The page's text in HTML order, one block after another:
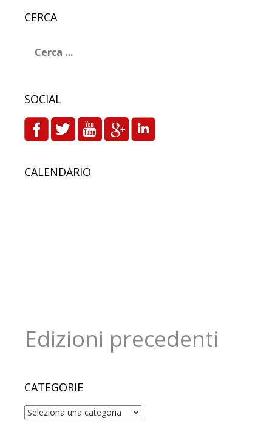
CERCA
per:
SOCIAL
CALENDARIO
Edizioni precedenti
CATEGORIE
Categorie